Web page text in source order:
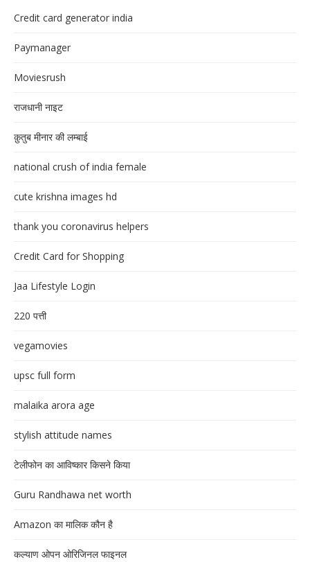
Credit card generator india
Paymanager
Moviesrush
राजधानी नाइट
क़ुतुब मीनार की लम्बाई
national crush of india female
cute krishna images hd
thank you coronavirus helpers
Credit Card for Shopping
Jaa Lifestyle Login
220 पत्ती
vegamovies
upsc full form
malaika arora age
stylish attitude names
टेलीफोन का आविष्कार किसने किया
Guru Randhawa net worth
Amazon का मालिक कौन है
कल्याण ओपन ओरिजिनल फाइनल